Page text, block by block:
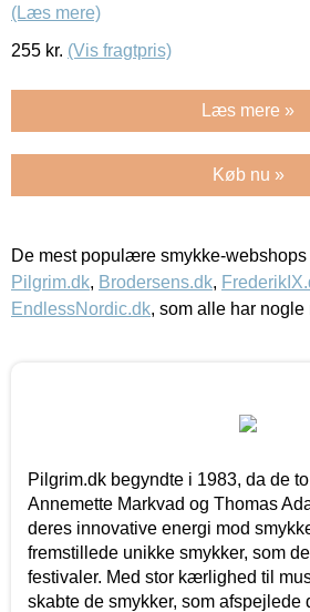
(Læs mere)
255 kr. (Vis fragtpris)
Læs mere »
Køb nu »
De mest populære smykke-
Pilgrim.dk, Brodersens.dk,
EndlessNordic.dk, som alle har
Pilgrim.dk begyndte i 1983, da de
Annemette Markvad og Thomas
deres innovative energi mod
fremstillede unikke smykker, som
festivaler. Med stor kærlighed til
skabte de smykker, som afspejlede